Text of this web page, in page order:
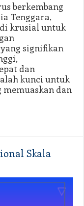
berkembang
Tenggara,
krusial untuk
signifikan
dan
kunci untuk
memuaskan dan
Skala